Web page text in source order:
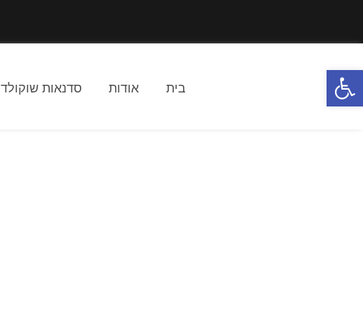
בית אודות סדנאות שוקולד פתח סרגל נגישות